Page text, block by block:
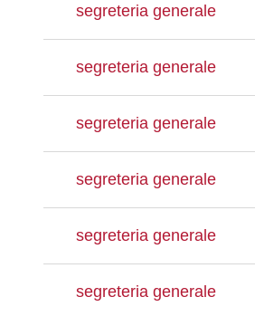
segreteria generale
segreteria generale
segreteria generale
segreteria generale
segreteria generale
segreteria generale